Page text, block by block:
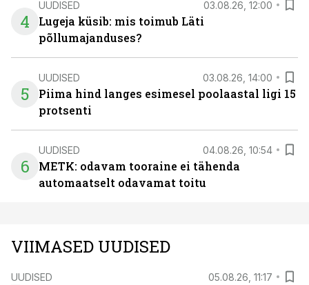
4
UUDISED 03.08.26, 12:00
Lugeja küsib: mis toimub Läti
põllumajanduses?
5
UUDISED 03.08.26, 14:00
Piima hind langes esimesel poolaastal ligi 15
protsenti
6
UUDISED 04.08.26, 10:54
METK: odavam tooraine ei tähenda
automaatselt odavamat toitu
VIIMASED UUDISED
UUDISED 05.08.26, 11:17